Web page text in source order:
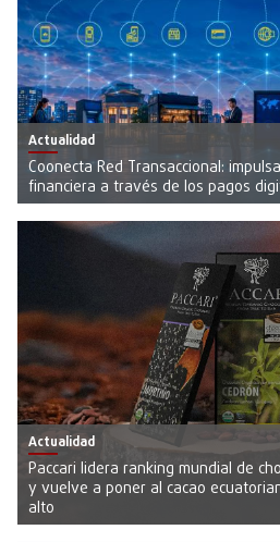
Actualidad
Coonecta Red Transaccional:
financiera a través de los pagos
Actualidad
Paccari lidera ranking mundial de
y vuelve a poner al cacao
alto